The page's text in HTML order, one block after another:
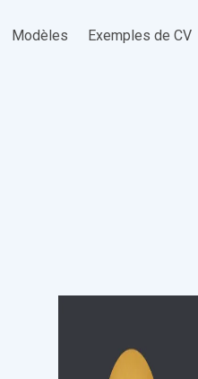
Modèles Exemples de CV